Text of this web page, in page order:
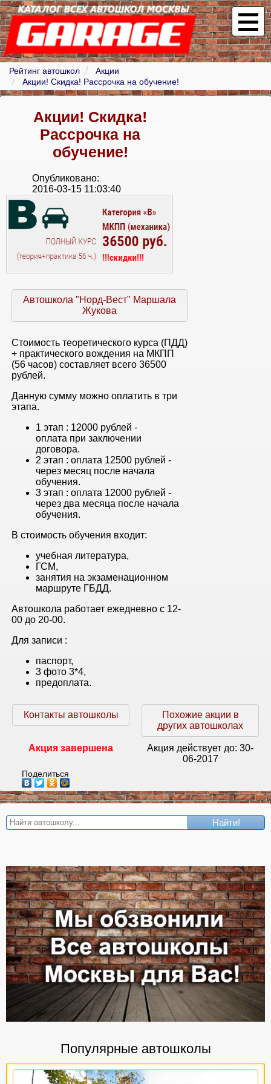
Рейтинг автошкол
Акции
Акции! Скидка! Рассрочка на обучение!
Акции! Скидка!
Рассрочка на
обучение!
Опубликовано:
2016-03-15 11:03:40
Автошкола "Норд-Вест" Маршала
Жукова
Стоимость теоретического курса (ПДД)
+ практического вождения на МКПП
(56 часов) составляет всего 36500
рублей.
Данную сумму можно оплатить в три
этапа.
1 этап : 12000 рублей -
оплата при заключении
договора.
2 этап : оплата 12500 рублей -
через месяц после начала
обучения.
3 этап : оплата 12000 рублей -
через два месяца после начала
обучения.
В стоимость обучения входит:
учебная литература,
ГСМ,
занятия на экзаменационном
маршруте ГБДД.
Автошкола работает ежедневно с 12-
00 до 20-00.
Для записи :
паспорт,
3 фото 3*4,
предоплата.
Контакты автошколы
Похожие акции в
других автошколах
Акция завершена Акция действует до: 30-
06-2017
Поделиться
Найти!
Популярные автошколы